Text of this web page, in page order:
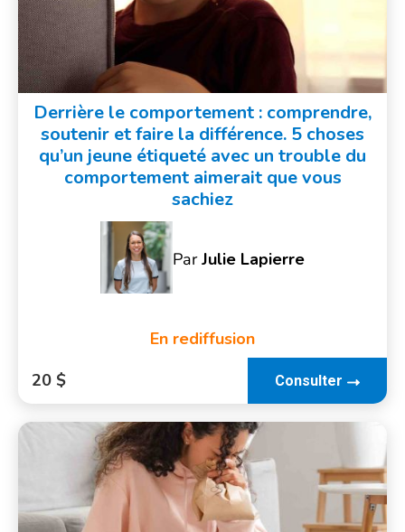
Derrière le comportement : comprendre,
soutenir et faire la différence. 5 choses
qu’un jeune étiqueté avec un trouble du
comportement aimerait que vous
sachiez
ParJulie Lapierre
En rediffusion
20 $
Consulter